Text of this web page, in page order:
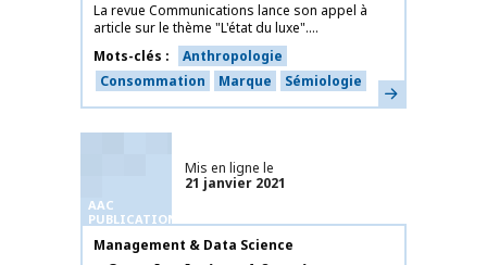
La revue Communications lance son appel à
article sur le thème "L'état du luxe"....
Mots-clés
Anthropologie
Consommation
Marque Sémiologie En savoir plus
AAC
PUBLICATIONS
Mis en ligne le
21 janvier 2021
Nom de la publication
Management & Data Science